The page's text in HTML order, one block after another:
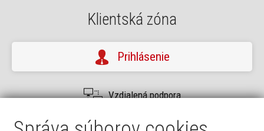
Klientská zóna
Prihlásenie
Vzdialená podpora
Užívateľský manuál